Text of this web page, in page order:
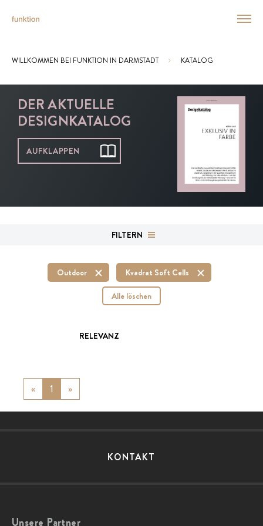
Sie sind hier:
WILLKOMMEN BEI FUNKTION IN DARMSTADT KATALOG
DER AKTUELLE
DESIGNKATALOG
AUFKLAPPEN
FILTERN
Outdoor
Kvadrat Soft Cells
Alle löschen
RELEVANZ
« Previous
1 »
KONTAKT
Unsere Partner